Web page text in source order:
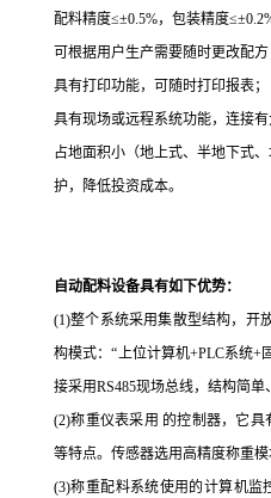
配料精度≤±0.5%，包装精度≤±
可根据用户生产需要随时更改配方
具有打印功能，可随时打印报表；
具有现场或远程系统功能，连接有
占地面积小（地上式、半地下式
护，降低投资成本。
自动配料设备具有如下优势：
(1)整个系统采用集散型结构，开
构模式：“上位计算机+PLC系统+
接采用RS485现场总线，结构简单
(2)称重仪表采用 的控制器，它
等特点。传感器选用高精度称重
(3)称重配料系统使用的计算机监